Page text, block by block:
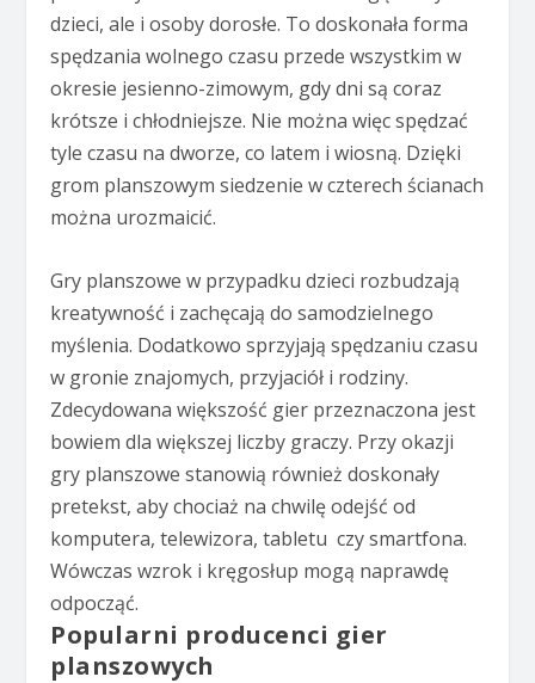
dzieci, ale i osoby dorosłe. To doskonała forma
spędzania wolnego czasu przede wszystkim w
okresie jesienno-zimowym, gdy dni są coraz
krótsze i chłodniejsze. Nie można więc spędzać
tyle czasu na dworze, co latem i wiosną. Dzięki
grom planszowym siedzenie w czterech ścianach
można urozmaicić.
Gry planszowe w przypadku dzieci rozbudzają
kreatywność i zachęcają do samodzielnego
myślenia. Dodatkowo sprzyjają spędzaniu czasu
w gronie znajomych, przyjaciół i rodziny.
Zdecydowana większość gier przeznaczona jest
bowiem dla większej liczby graczy. Przy okazji
gry planszowe stanowią również doskonały
pretekst, aby chociaż na chwilę odejść od
komputera, telewizora, tabletu czy smartfona.
Wówczas wzrok i kręgosłup mogą naprawdę
odpocząć.
Popularni producenci gier
planszowych